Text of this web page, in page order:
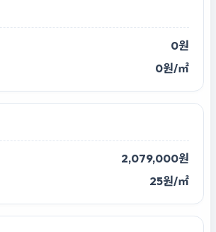
0원
0원/㎡
2,079,000원
25원/㎡